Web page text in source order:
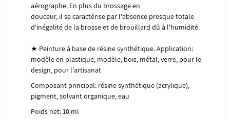
aérographe. En plus du brossage en
douceur, il se caractérise par l'absence presque totale
d'inégalité de la brosse et de brouillard dû à l'humidité.
★ Peinture à base de résine synthétique.Application:
modèle en plastique, modèle, bois, métal, verre, pour le
design, pour l'artisanat
Composant principal: résine synthétique (acrylique),
pigment, solvant organique, eau
Poids net: 10 ml